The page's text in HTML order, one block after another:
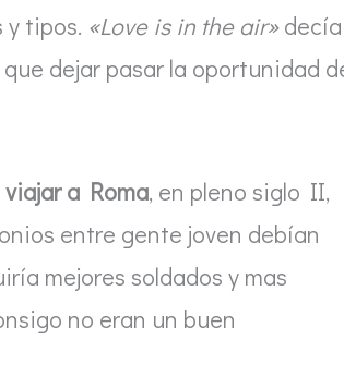
y tipos. «Love is in the air»decía
dejar pasar la oportunidad
viajar a Roma, en pleno siglo II,
entre gente joven debían
mejores soldados y mas
no eran un buen